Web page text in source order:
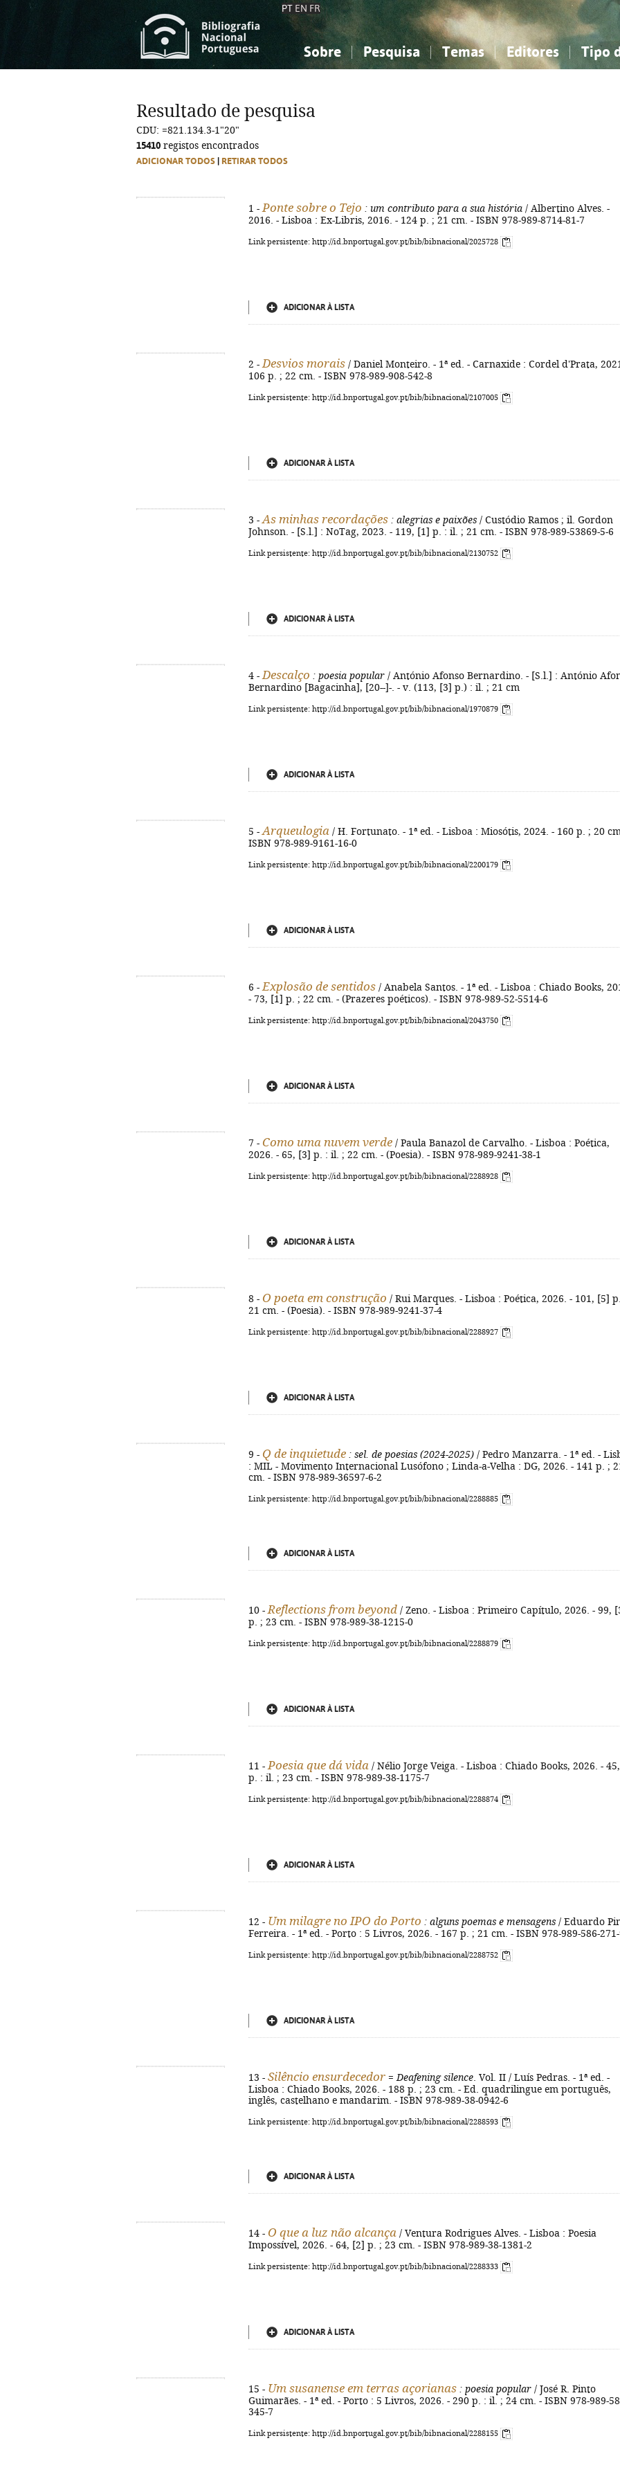
PT EN FR
Sobre Pesquisa Temas
Ciências sociais...
Editores Tipo
Ciências sociais...
Resultado de pesquisa
CDU: =821.134.3-1"20"
15410 registos encontrados
ADICIONAR TODOS RETIRAR TODOS
1 - Ponte sobre o Tejo : um contributo para a sua história / Albertino Alves. -
2016. - Lisboa : Ex-Libris, 2016. - 124 p. ; 21 cm. - ISBN 978-989-8714-81-7
Link persistente: http://id.bnportugal.gov.pt/bib/bibnacional/2025728
ADICIONAR À LISTA
2 - Desvios morais / Daniel Monteiro. - 1ª ed. - Carnaxide : Cordel d'Prata,
106 p. ; 22 cm. - ISBN 978-989-908-542-8
Link persistente: http://id.bnportugal.gov.pt/bib/bibnacional/2107005
ADICIONAR À LISTA
3 - As minhas recordações : alegrias e paixões / Custódio Ramos ; il. Gordon
Johnson. - [S.l.] : NoTag, 2023. - 119, [1] p. : il. ; 21 cm. - ISBN 978-989-53869-5-6
Link persistente: http://id.bnportugal.gov.pt/bib/bibnacional/2130752
ADICIONAR À LISTA
4 - Descalço : poesia popular / António Afonso Bernardino. - [S.l.] : António
Bernardino [Bagacinha], [20--]-. - v. (113, [3] p.) : il. ; 21 cm
Link persistente: http://id.bnportugal.gov.pt/bib/bibnacional/1970879
ADICIONAR À LISTA
5 - Arqueulogia / H. Fortunato. - 1ª ed. - Lisboa : Miosótis, 2024. - 160 p. ; 20
ISBN 978-989-9161-16-0
Link persistente: http://id.bnportugal.gov.pt/bib/bibnacional/2200179
ADICIONAR À LISTA
6 - Explosão de sentidos / Anabela Santos. - 1ª ed. - Lisboa : Chiado Books,
- 73, [1] p. ; 22 cm. - (Prazeres poéticos). - ISBN 978-989-52-5514-6
Link persistente: http://id.bnportugal.gov.pt/bib/bibnacional/2043750
ADICIONAR À LISTA
7 - Como uma nuvem verde / Paula Banazol de Carvalho. - Lisboa : Poética,
2026. - 65, [3] p. : il. ; 22 cm. - (Poesia). - ISBN 978-989-9241-38-1
Link persistente: http://id.bnportugal.gov.pt/bib/bibnacional/2288928
ADICIONAR À LISTA
8 - O poeta em construção / Rui Marques. - Lisboa : Poética, 2026. - 101, [5]
21 cm. - (Poesia). - ISBN 978-989-9241-37-4
Link persistente: http://id.bnportugal.gov.pt/bib/bibnacional/2288927
ADICIONAR À LISTA
9 - Q de inquietude : sel. de poesias (2024-2025) / Pedro Manzarra. - 1ª ed. -
: MIL - Movimento Internacional Lusófono ; Linda-a-Velha : DG, 2026. - 141 p. ;
cm. - ISBN 978-989-36597-6-2
Link persistente: http://id.bnportugal.gov.pt/bib/bibnacional/2288885
ADICIONAR À LISTA
10 - Reflections from beyond / Zeno. - Lisboa : Primeiro Capítulo, 2026. - 99,
p. ; 23 cm. - ISBN 978-989-38-1215-0
Link persistente: http://id.bnportugal.gov.pt/bib/bibnacional/2288879
ADICIONAR À LISTA
11 - Poesia que dá vida / Nélio Jorge Veiga. - Lisboa : Chiado Books, 2026. -
p. : il. ; 23 cm. - ISBN 978-989-38-1175-7
Link persistente: http://id.bnportugal.gov.pt/bib/bibnacional/2288874
ADICIONAR À LISTA
12 - Um milagre no IPO do Porto : alguns poemas e mensagens / Eduardo
Ferreira. - 1ª ed. - Porto : 5 Livros, 2026. - 167 p. ; 21 cm. - ISBN 978-989-586-
Link persistente: http://id.bnportugal.gov.pt/bib/bibnacional/2288752
ADICIONAR À LISTA
13 - Silêncio ensurdecedor = Deafening silence . Vol. II / Luís Pedras. - 1ª ed. -
Lisboa : Chiado Books, 2026. - 188 p. ; 23 cm. - Ed. quadrilingue em português,
inglês, castelhano e mandarim. - ISBN 978-989-38-0942-6
Link persistente: http://id.bnportugal.gov.pt/bib/bibnacional/2288593
ADICIONAR À LISTA
14 - O que a luz não alcança / Ventura Rodrigues Alves. - Lisboa : Poesia
Impossível, 2026. - 64, [2] p. ; 23 cm. - ISBN 978-989-38-1381-2
Link persistente: http://id.bnportugal.gov.pt/bib/bibnacional/2288333
ADICIONAR À LISTA
15 - Um susanense em terras açorianas : poesia popular / José R. Pinto
Guimarães. - 1ª ed. - Porto : 5 Livros, 2026. - 290 p. : il. ; 24 cm. - ISBN 978-989-
345-7
Link persistente: http://id.bnportugal.gov.pt/bib/bibnacional/2288155